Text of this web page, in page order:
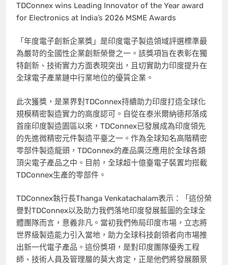
TDConnex wins Leading Innovator of the Year award
for Electronics at India’s 2026 MSME Awards
「年度電子創新企業獎」是印度電子製造領域評選標準最
為嚴苛的全國性企業創新榮譽之一。該獎項旨在表彰在獨
特創新、技術實力方面表現突出，且切實助力印度提升在
全球電子產業鏈中行業地位的優質企業。
此次獲獎，是業界對TDConnex持續助力印度打造全球化
規模精密製造實力的高度認可。自從在泰米爾納德邦落成
首座印度製造園區以來，TDConnex已發展成為印度領先
的先進微精密元件製造平臺之一。作為全球知名高階精密
零部件製造龍頭，TDConnex的產品廣泛應用於全球各類
頂尖電子產品之中。目前，全球超十億臺電子裝置均搭載
TDConnex生產的零部件。
TDConnex執行長Thanga Venkatachalam表示：「這份榮
譽對TDConnex以及助力我們落地印度發展藍圖的全球全
體團隊而言，意義非凡。當初我們佈局印度市場，立志將
世界級製造能力引入當地，助力全球科技創領者向市場推
出新一代電子產品。這份獎項，是對印度團隊優秀工程
師、技術人員及管理層的莫大肯定，正是他們將發展願景